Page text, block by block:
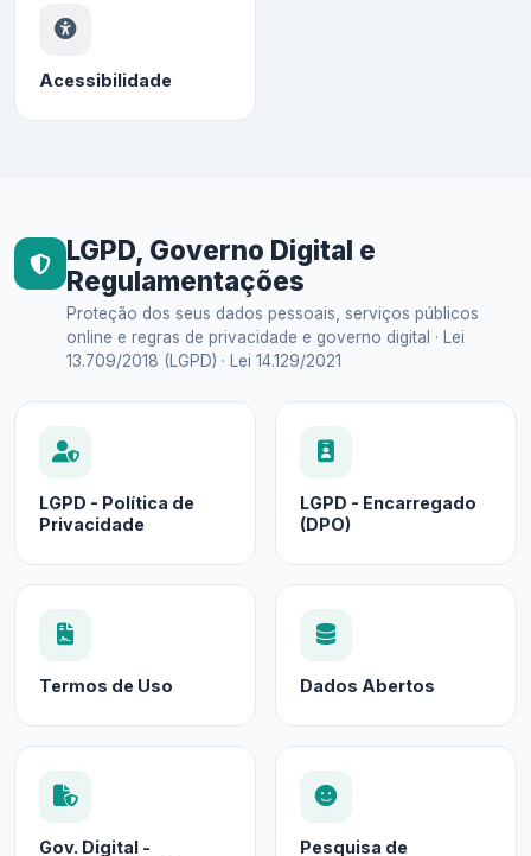
Acessibilidade
LGPD, Governo Digital e
Regulamentações
Proteção dos seus dados pessoais, serviços públicos
online e regras de privacidade e governo digital · Lei
13.709/2018 (LGPD) · Lei 14.129/2021
LGPD - Política de
Privacidade
LGPD - Encarregado
(DPO)
Termos de Uso Dados Abertos
Gov. Digital -
Pesquisa de